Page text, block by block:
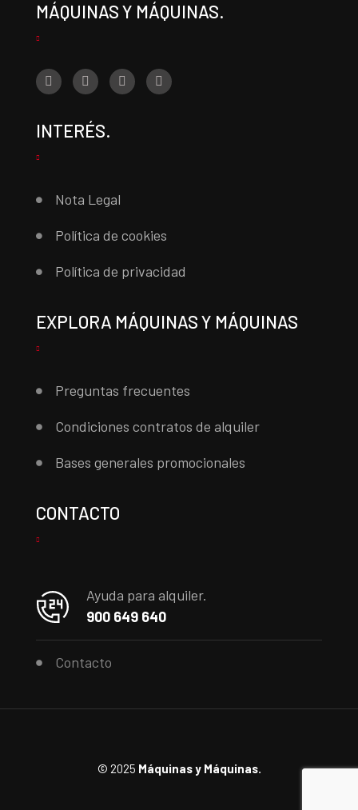
MÁQUINAS Y MÁQUINAS.
INTERÉS.
Nota Legal
Política de cookies
Política de privacidad
EXPLORA MÁQUINAS Y MÁQUINAS
Preguntas frecuentes
Condiciones contratos de alquiler
Bases generales promocionales
CONTACTO
Ayuda para alquiler.
900 649 640
Contacto
© 2025 Máquinas y Máquinas.